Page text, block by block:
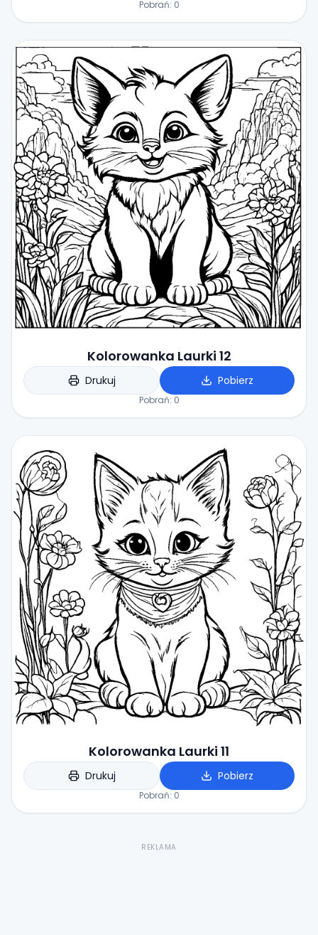
Pobrań: 0
Kolorowanka Laurki 12
Drukuj Pobierz
Pobrań: 0
Kolorowanka Laurki 11
Drukuj Pobierz
Pobrań: 0
REKLAMA